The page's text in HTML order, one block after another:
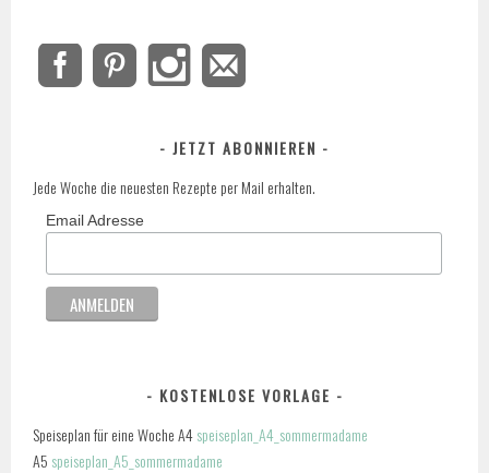
JETZT ABONNIEREN
Jede Woche die neuesten Rezepte per Mail erhalten.
Email Adresse
KOSTENLOSE VORLAGE
Speiseplan für eine Woche A4speiseplan_A4_sommermadame
A5 speiseplan_A5_sommermadame